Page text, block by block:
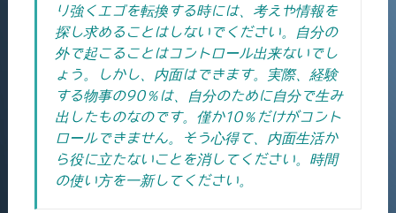
り強くエゴを転換する時には、考えや情報を
探し求めることはしないでください。自分の
外で起こることはコントロール出来ないでし
ょう。しかし、内面はできます。実際、経験
する物事の90％は、自分のために自分で生み
出したものなのです。僅か10％だけがコント
ロールできません。そう心得て、内面生活か
ら役に立たないことを消してください。時間
の使い方を一新してください。